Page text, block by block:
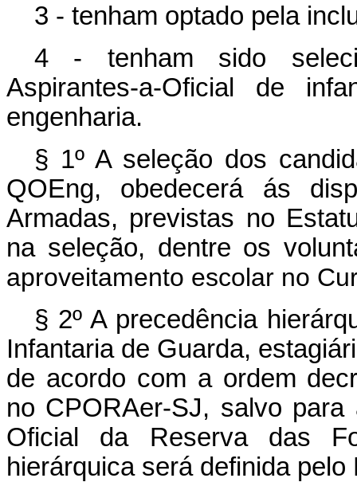
3 - tenham optado pela
4 - tenham sido
Aspirantes-a-Oficial de
engenharia.
§ 1º A seleção dos
QOEng, obedecerá ás
Armadas, previstas no
na seleção, dentre os
aproveitamento escolar no
§ 2º A precedência
Infantaria de Guarda,
de acordo com a ordem
no CPORAer-SJ, salvo
Oficial da Reserva das
hierárquica será definida